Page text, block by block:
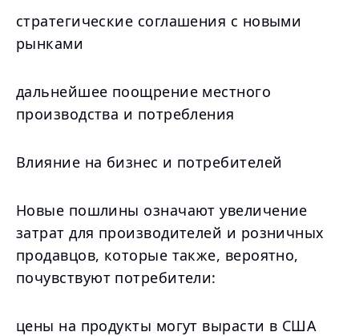
стратегические соглашения с новыми
рынками
дальнейшее поощрение местного
производства и потребления
Влияние на бизнес и потребителей
Новые пошлины означают увеличение
затрат для производителей и розничных
продавцов, которые также, вероятно,
почувствуют потребители:
цены на продукты могут вырасти в США